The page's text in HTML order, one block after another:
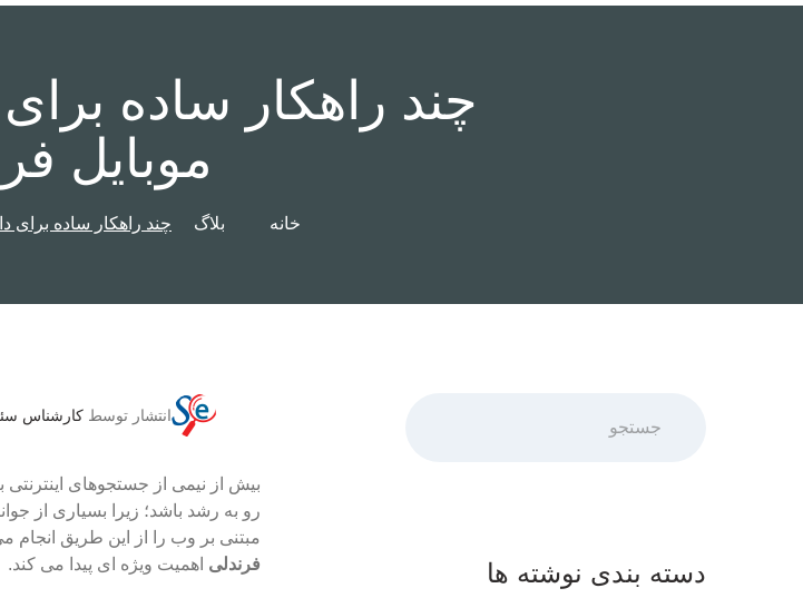
چند راهکار ساده
موبایل
خانه بلاگ چند راهکار ساده برای
انتشار توسط کارشناس
بیش از نیمی از جستجوهای
رو به رشد باشد؛ زیرا بسیاری از
مبتنی بر وب را از این طریق انجام
فرندلی اهمیت ویژه ای پیدا می کند. دسته بندی نوشته ها